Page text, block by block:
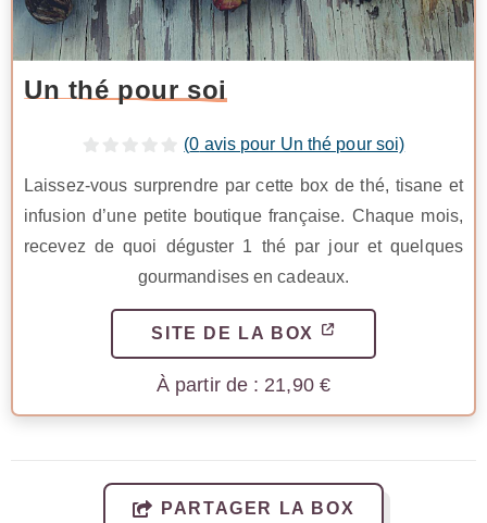
Un thé pour soi
(0 avis pour Un thé pour soi)
Laissez-vous surprendre par cette box de thé, tisane et
infusion d’une petite boutique française. Chaque mois,
recevez de quoi déguster 1 thé par jour et quelques
gourmandises en cadeaux.
SITE DE LA BOX
21,90 €
PARTAGER LA BOX